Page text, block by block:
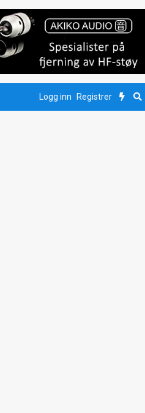
Logg inn Registrer